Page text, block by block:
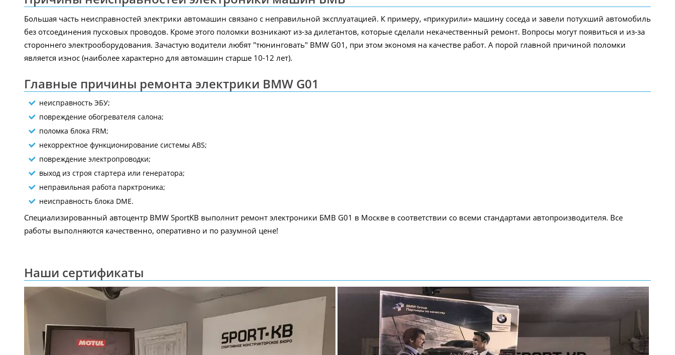
Большая часть неисправностей электрики автомашин связано с неправильной эксплуатацией. К примеру, «прикурили» машину соседа и завели потухший автомобиль
без отсоединения пусковых проводов. Кроме этого поломки возникают из-за дилетантов, которые сделали некачественный ремонт. Вопросы могут появиться и из-за
стороннего электрооборудования. Зачастую водители любят "тюнинговать" BMW G01, при этом экономя на качестве работ. А порой главной причиной поломки
является износ (наиболее характерно для автомашин старше 10-12 лет).
Главные причины ремонта электрики BMW G01
неисправность ЭБУ;
повреждение обогревателя салона;
поломка блока FRM;
некорректное функционирование системы ABS;
повреждение электропроводки;
выход из строя стартера или генератора;
неправильная работа парктроника;
неисправность блока DME.
Специализированный автоцентр BMW SportKB выполнит ремонт электроники БМВ G01 в Москве в соответствии со всеми стандартами автопроизводителя. Все
работы выполняются качественно, оперативно и по разумной цене!
Наши сертификаты